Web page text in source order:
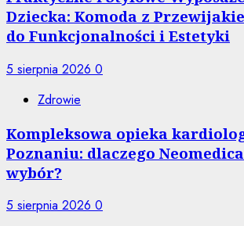
Dziecka: Komoda z
do Funkcjonalności i Estetyki
5 sierpnia 2026 0
Zdrowie
Kompleksowa opieka
Poznaniu: dlaczego
wybór?
5 sierpnia 2026 0